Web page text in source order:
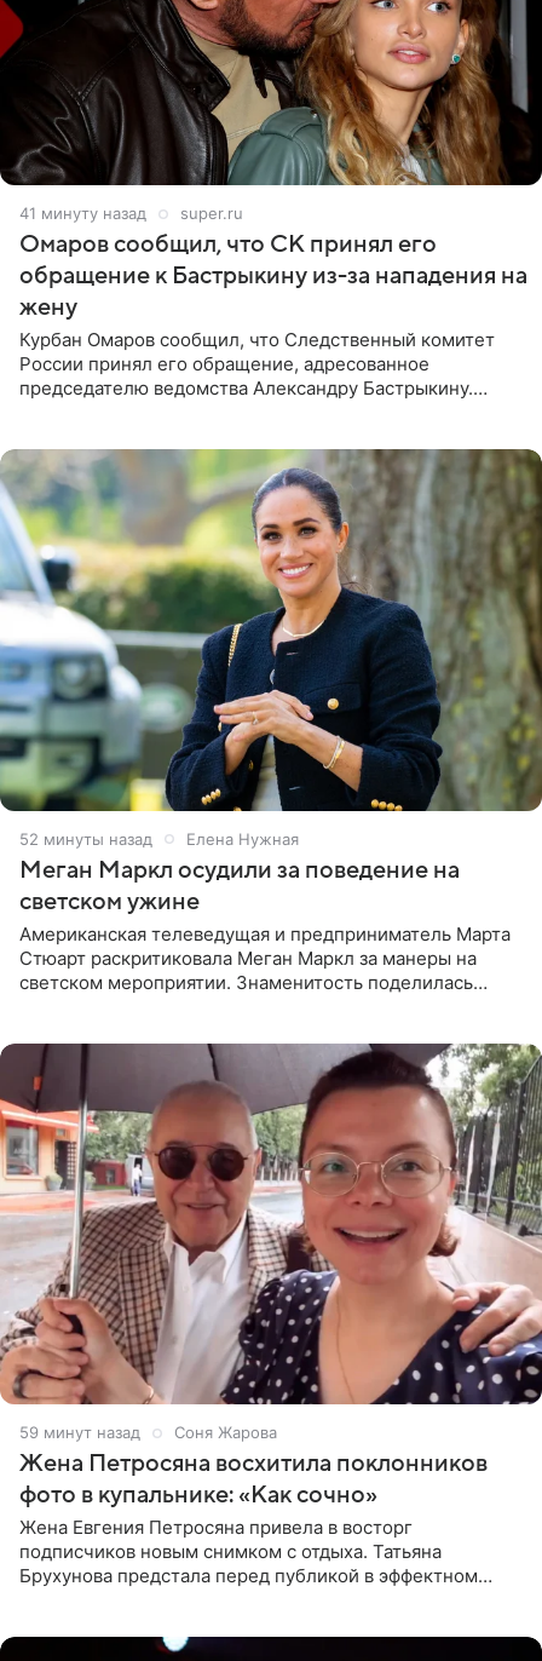
41 минуту назад super.ru
Омаров сообщил, что СК принял его
обращение к Бастрыкину из-за нападения на
жену
Курбан Омаров сообщил, что Следственный комитет
России принял его обращение, адресованное
председателю ведомства Александру Бастрыкину.
52 минуты назад Елена Нужная
Меган Маркл осудили за поведение на
светском ужине
Американская телеведущая и предприниматель Марта
Стюарт раскритиковала Меган Маркл за манеры на
светском мероприятии. Знаменитость поделилась
59 минут назад Соня Жарова
Жена Петросяна восхитила поклонников
фото в купальнике: «Как сочно»
Жена Евгения Петросяна привела в восторг
подписчиков новым снимком с отдыха. Татьяна
Брухунова предстала перед публикой в эффектном